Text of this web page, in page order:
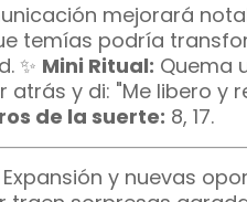
mejorará
temías podría
✨ Mini Ritual: Quema
atrás y di: "Me libero y
de la suerte: 8, 17.
y nuevas